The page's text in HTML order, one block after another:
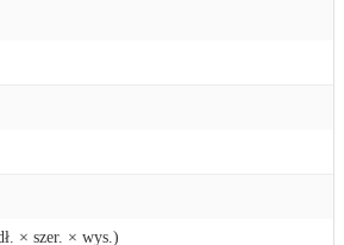
× szer. × wys.)